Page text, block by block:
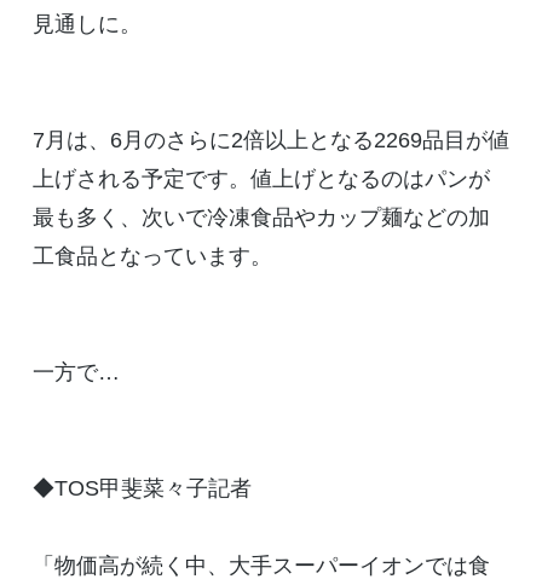
見通しに。
7月は、6月のさらに2倍以上となる2269品目が値
上げされる予定です。値上げとなるのはパンが
最も多く、次いで冷凍食品やカップ麺などの加
工食品となっています。
一方で…
◆TOS甲斐菜々子記者
「物価高が続く中、大手スーパーイオンでは食